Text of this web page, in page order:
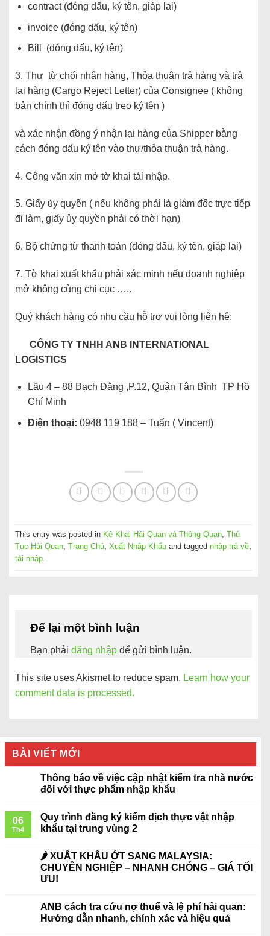
contract (đóng dấu, ký tên, giáp lai)
invoice (đóng dấu, ký tên)
Bill (đóng dấu, ký tên)
3. Thư từ chối nhận hàng, Thỏa thuận trả hàng và trả
lại hàng (Cargo Reject Letter) của Consignee ( không
bản chính thì đóng dấu treo ký tên )
và xác nhận đồng ý nhận lại hàng của Shipper bằng
cách đóng dấu ký tên vào thư/thỏa thuận trả hàng.
4. Công văn xin mở tờ khai tái nhập.
5. Giấy ủy quyền ( nếu không phải là giám đốc trực tiếp
đi làm, giấy ủy quyền phải có thời hạn)
6. Bộ chứng từ thanh toán (đóng dấu, ký tên, giáp lai)
7. Tờ khai xuất khẩu phải xác minh nếu doanh nghiệp
mở không cùng chi cục …..
Quý khách hàng có nhu cầu hỗ trợ vui lòng liên hệ:
CÔNG TY TNHH ANB INTERNATIONAL
LOGISTICS
Lầu 4 – 88 Bạch Đằng ,P.12, Quận Tân Bình TP Hồ
Chí Minh
Điện thoại: 0948 119 188 – Tuấn ( Vincent)
This entry was posted in Kê Khai Hải Quan và Thông Quan, Thủ
Tục Hải Quan, Trang Chủ, Xuất Nhập Khẩu and tagged nhập trả về,
tái nhập.
Để lại một bình luận
Bạn phải đăng nhập để gửi bình luận.
This site uses Akismet to reduce spam. Learn how your
comment data is processed.
BÀI VIẾT MỚI
Thông báo về việc cập nhật kiểm tra nhà nước
đối với thực phẩm nhập khẩu
06
Th4
Quy trình đăng ký kiểm dịch thực vật nhập
khẩu tại trung vùng 2
🌶️ XUẤT KHẨU ỚT SANG MALAYSIA:
CHUYÊN NGHIỆP – NHANH CHÓNG – GIÁ TỐI
ƯU!
ANB cách tra cứu nợ thuế và lệ phí hải quan:
Hướng dẫn nhanh, chính xác và hiệu quả